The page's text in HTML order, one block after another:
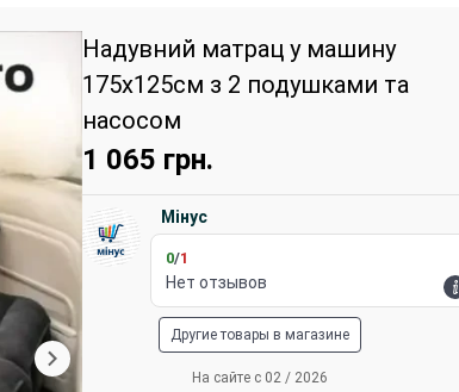
Надувний матрац у машину
175х125см з 2 подушками та
насосом
1 065 грн.
Мінус
0/1
Нет отзывов
Другие товары в магазине
На сайте с 02 / 2026